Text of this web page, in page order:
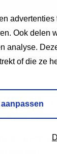
Ook delen
analyse.
of die ze
Dit komt
de ouders.
met het